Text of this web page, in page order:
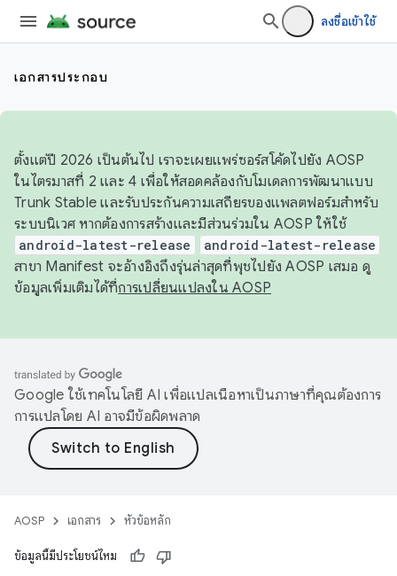
ลงชื่อเข้าใช้
เอกสารประกอบ
ตั้งแต่ปี 2026 เป็นต้นไป เราจะเผยแพร่ซอร์สโค้ดไปยัง AOSP
ในไตรมาสที่ 2 และ 4 เพื่อให้สอดคล้องกับโมเดลการพัฒนาแบบ
Trunk Stable และรับประกันความเสถียรของแพลตฟอร์มสำหรับ
ระบบนิเวศ หากต้องการสร้างและมีส่วนร่วมใน AOSP ให้ใช้
android-latest-release android-latest-release
สาขา Manifest จะอ้างอิงถึงรุ่นล่าสุดที่พุชไปยัง AOSP เสมอ ดู
ข้อมูลเพิ่มเติมได้ที่การเปลี่ยนแปลงใน AOSP
Google ใช้เทคโนโลยี AI เพื่อแปลเนื้อหาเป็นภาษาที่คุณต้องการ
การแปลโดย AI อาจมีข้อผิดพลาด
AOSP เอกสาร หัวข้อหลัก
ข้อมูลนี้มีประโยชน์ไหม